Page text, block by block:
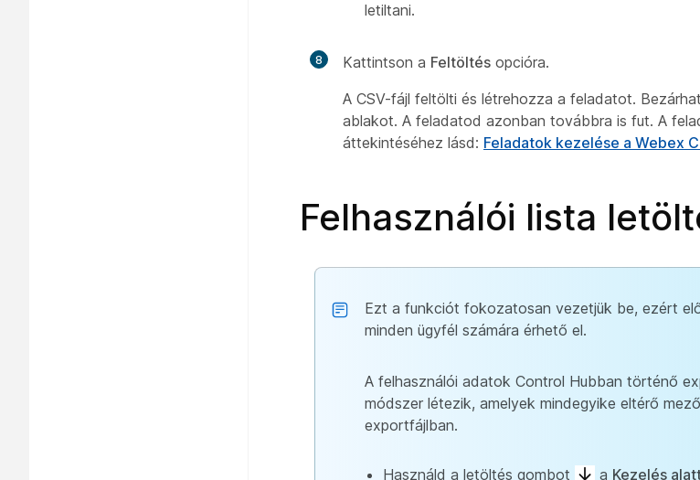
letiltani.
8 Kattintson a Feltöltés opcióra.
A CSV-fájl feltölti és létrehozza a feladatot.
ablakot. A feladatod azonban továbbra is fut. A
áttekintéséhez lásd: Feladatok kezelése a Webex
Felhasználói lista
Ezt a funkciót fokozatosan vezetjük be, ezért
minden ügyfél számára érhető el.
A felhasználói adatok Control Hubban történő
módszer létezik, amelyek mindegyike eltérő
exportfájlban.
Használd a letöltés gombot a Kezelés